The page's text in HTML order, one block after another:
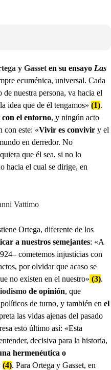
y Gasset en su ensayo Las
ecuménica, universal. Cada
nuestra persona, va hacia el
idea que de él tengamos» (1).
el entorno, y ningún acto
con este: «Vivir es convivir y el
en derredor. No
que él sea, si no lo
hacia el cual se dirige, en
Vattimo
Ortega, diferente de los
a nuestros semejantes: «A
cometemos injusticias con
por olvidar que acaso se
no existen en el nuestro» (3).
de opinión, que
de turno, y también en el
las vidas ajenas del pasado
esto último así: «Esta
decisiva para la historia,
hermenéutica o
(4). Para Ortega y Gasset, en